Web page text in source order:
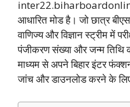
आधारित मोड है। जो छात्र
वाणिज्य और विज्ञान स्ट्रीम में
पंजीकरण संख्या और जन्म तिथि
माध्यम से अपने बिहार इंटर
जांच और डाउनलोड करने के